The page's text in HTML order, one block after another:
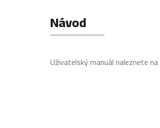
Návod
Uživatelský manuál naleznete na